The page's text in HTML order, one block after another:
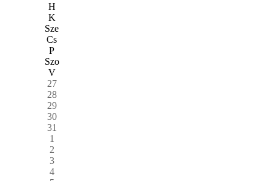
H
K
Sze
Cs
P
Szo
V
27
28
29
30
31
1
2
3
4